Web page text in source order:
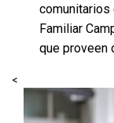
comunitarios
Familiar
que proveen
<